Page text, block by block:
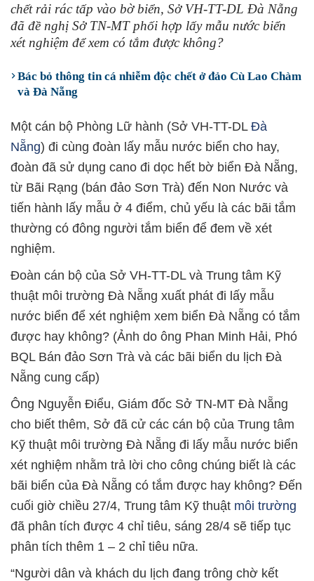
chết rải rác tấp vào bờ biển, Sở VH-TT-DL Đà Nẵng
đã đề nghị Sở TN-MT phối hợp lấy mẫu nước biển
xét nghiệm để xem có tắm được không?
Bác bỏ thông tin cá nhiễm độc chết ở đảo Cù Lao Chàm
và Đà Nẵng
Một cán bộ Phòng Lữ hành (Sở VH-TT-DL Đà
Nẵng) đi cùng đoàn lấy mẫu nước biển cho hay,
đoàn đã sử dụng cano đi dọc hết bờ biển Đà Nẵng,
từ Bãi Rạng (bán đảo Sơn Trà) đến Non Nước và
tiến hành lấy mẫu ở 4 điểm, chủ yếu là các bãi tắm
thường có đông người tắm biển để đem về xét
nghiệm.
Đoàn cán bộ của Sở VH-TT-DL và Trung tâm Kỹ
thuật môi trường Đà Nẵng xuất phát đi lấy mẫu
nước biển để xét nghiệm xem biển Đà Nẵng có tắm
được hay không? (Ảnh do ông Phan Minh Hải, Phó
BQL Bán đảo Sơn Trà và các bãi biển du lịch Đà
Nẵng cung cấp)
Ông Nguyễn Điểu, Giám đốc Sở TN-MT Đà Nẵng
cho biết thêm, Sở đã cử các cán bộ của Trung tâm
Kỹ thuật môi trường Đà Nẵng đi lấy mẫu nước biển
xét nghiệm nhằm trả lời cho công chúng biết là các
bãi biển của Đà Nẵng có tắm được hay không? Đến
cuối giờ chiều 27/4, Trung tâm Kỹ thuật môi trường
đã phân tích được 4 chỉ tiêu, sáng 28/4 sẽ tiếp tục
phân tích thêm 1 – 2 chỉ tiêu nữa.
“Người dân và khách du lịch đang trông chờ kết